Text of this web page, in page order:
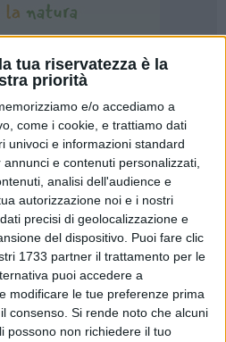
tua riservatezza è la
priorità
e/o accediamo a
come i cookie, e trattiamo dati
univoci e informazioni standard
e contenuti personalizzati,
analisi dell'audience e
autorizzazione noi e i nostri
precisi di geolocalizzazione e
del dispositivo. Puoi fare clic
1733 partner il trattamento per le
puoi accedere a
modificare le tue preferenze prima
consenso. Si rende noto che alcuni
possono non richiedere il tuo
ragione a Marcello Pittella.
il ricorso presentato
candidato consigliere regionale
Pdl, contro la riammissione
nella circoscrizione della